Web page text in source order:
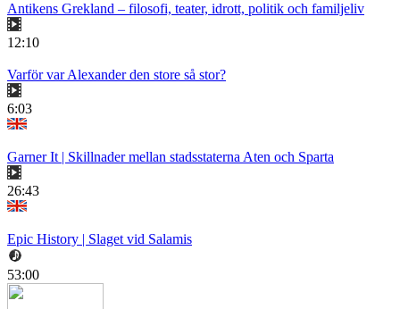
Antikens Grekland – filosofi, teater, idrott, politik och familjeliv
12:10
Varför var Alexander den store så stor?
6:03
Garner It | Skillnader mellan stadsstaterna Aten och Sparta
26:43
Epic History | Slaget vid Salamis
53:00